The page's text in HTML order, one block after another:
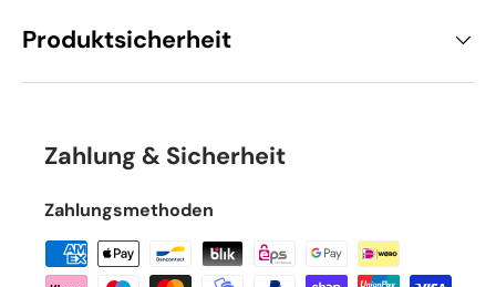
Produktsicherheit
Zahlung & Sicherheit
Zahlungsmethoden